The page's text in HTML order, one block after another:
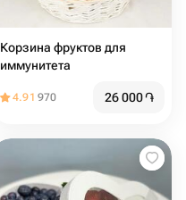
Корзина фруктов для
иммунитета
4.91 970 26 000֏